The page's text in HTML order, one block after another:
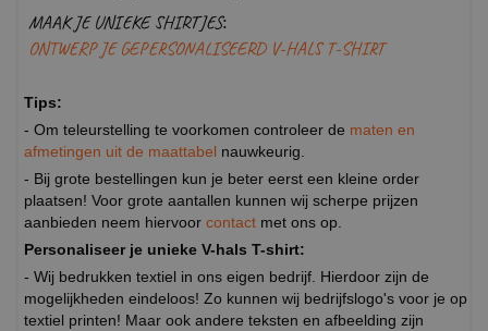
MAAK JE UNIEKE SHIRTJES:
ONTWERP JE GEPERSONALISEERD V-HALS T-SHIRT
Tips:
- Om teleurstelling te voorkomen controleer de maten en
afmetingen uit de maattabel nauwkeurig.
- Bij grote bestellingen kun je beter eerst een kleine order
plaatsen! Voor grote aantallen kunnen wij scherpe prijzen
aanbieden neem hiervoor contact met ons op.
Personaliseer je unieke V-hals T-shirt:
- Wij bedrukken textiel in ons eigen bedrijf. Hierdoor zijn de
mogelijkheden eindeloos! Zo kunnen wij bedrijfslogo's voor je op
textiel printen! Maar ook andere teksten en afbeelding zijn